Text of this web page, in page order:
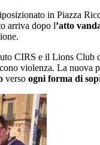
in Piazza
arriva dopo l’atto
CIRS e il Lions
violenza. La nuova
verso ogni forma di